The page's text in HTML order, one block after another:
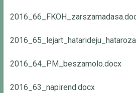
2016_64_PM_beszamolo.docx
2016_63_napirend.docx